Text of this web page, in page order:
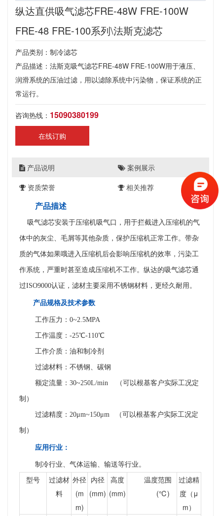
纵达直供吸气滤芯FRE-48W FRE-100W
FRE-48 FRE-100系列\法斯克滤芯
产品类别：制冷滤芯
产品描述：法斯克吸气滤芯FRE-48W FRE-100W用于液压、
润滑系统的压油过滤，用以滤除系统中污染物，保证系统的正
常运行。
咨询热线： 15090380199
在线订购
产品说明
案例展示
资质荣誉
相关推荐
产品描述
吸气滤芯安装于压缩机吸气口，用于拦截进入压缩机的气
体中的灰尘、毛屑等其他杂质，保护压缩机正常工作。带杂
质的气体如果哦进入压缩机后会影响压缩机的效率，污染工
作系统，严重时甚至造成压缩机不工作。纵达的吸气滤芯通
过ISO9000认证，滤材主要采用不锈钢材料，更经久耐用。
产品规格及技术参数
工作压力：0~2.5MPA
工作温度：-25℃-110℃
工作介质：油和制冷剂
过滤材料：不锈钢、碳钢
额定流量：30~250L/min （可以根基客户实际工况定
制）
过滤精度：20μm~150μm （可以根基客户实际工况定
制）
应用行业：
制冷行业、气体运输、输送等行业。
型号
过滤材
料
外径
(m
m)
内径
(mm)
高度
(mm)
温度范围
(℃)
过滤精
度（μ
m）